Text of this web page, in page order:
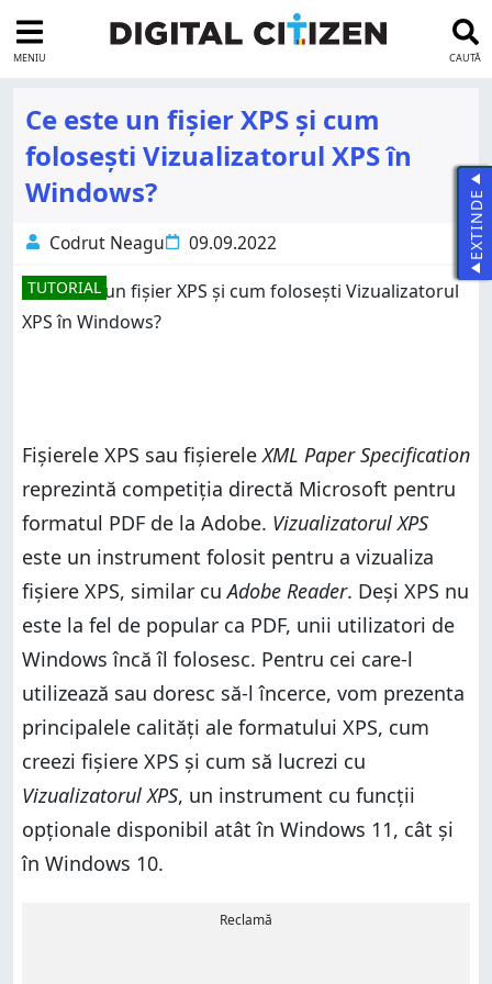
MENIU CAUTĂ
Ce este un fișier XPS și cum
folosești Vizualizatorul XPS în
Windows?
Codrut Neagu 09.09.2022
TUTORIAL
Fișierele XPS sau fișiereleXML Paper Specification
reprezintă competiția directă Microsoft pentru
formatul PDF de la Adobe. Vizualizatorul XPS
este un instrument folosit pentru a vizualiza
fișiere XPS, similar cuAdobe Reader. Deși XPS nu
este la fel de popular ca PDF, unii utilizatori de
Windows încă îl folosesc. Pentru cei care-l
utilizează sau doresc să-l încerce, vom prezenta
principalele calități ale formatului XPS, cum
creezi fișiere XPS și cum să lucrezi cu
Vizualizatorul XPS, un instrument cu funcții
opționale disponibil atât în Windows 11, cât și
în Windows 10.
Reclamă
EXTINDE